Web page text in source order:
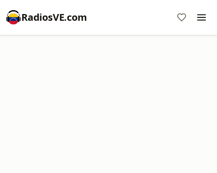
RadiosVE.com